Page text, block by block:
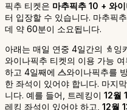
픽추 티켓은 마추픽추 10 + 와
터 입장할 수 있습니다. 마추픽
데 약 60분이 소요됩니다.
아래는 매일 연중 4일간의 잉
와이나픽추 티켓의 이용 가능
하고 4일째에
와이나픽추를
한 좌석이 있어야 합니다. 마지
니다. 예를 들어, 트레킹이 12월
레킹 좌석이 있어야 하고, 12월